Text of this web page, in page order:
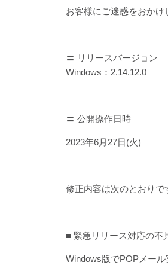
お客様にご迷惑をおかけ
〓 リリースバージョン
Windows：2.14.12.0
〓 公開操作日時
2023年6月 27日(火)
修正内容は次のとおりで
■ 緊急リリース対応の不
Windows版でPOPメール